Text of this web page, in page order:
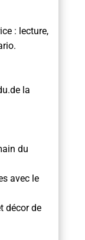
: lecture,
la
du
avec le
décor de